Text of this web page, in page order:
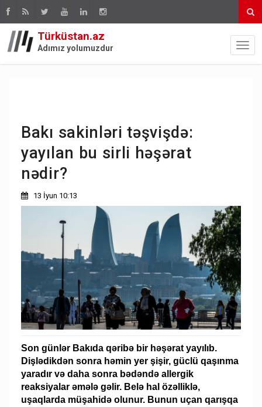
Türküstan.az
Adımız yolumuzdur
Bakı sakinləri təşvişdə:
yayılan bu sirli həşərat
nədir?
13 İyun 10:13
Son günlər Bakıda qəribə bir həşərat yayılıb.
Dişlədikdən sonra həmin yer şişir, güclü qaşınma
yaradır və daha sonra bədəndə allergik
reaksiyalar əmələ gəlir. Belə hal özəlliklə,
uşaqlarda müşahidə olunur. Bunun uçan qarışqa